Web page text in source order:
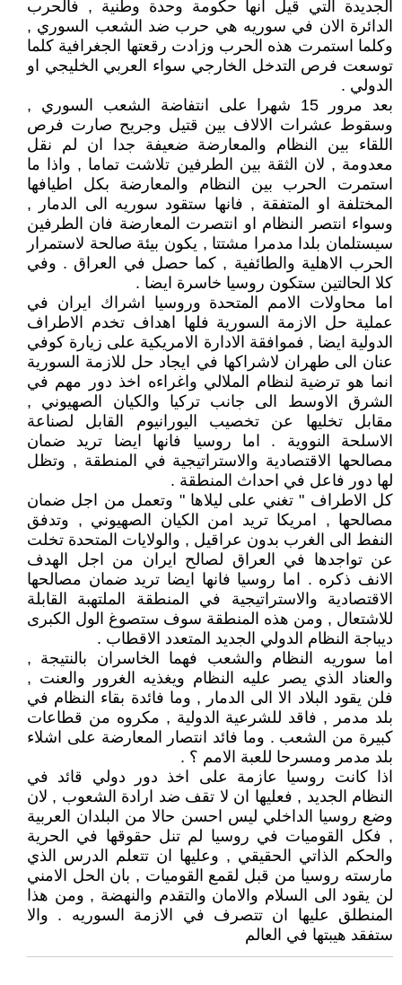
الجديدة التي قيل انها حكومة وحدة وطنية , فالحرب
الدائرة الان في سوريه هي حرب ضد الشعب السوري ,
وكلما استمرت هذه الحرب وزادت رقعتها الجغرافية كلما
توسعت فرص التدخل الخارجي سواء العربي الخليجي او
الدولي .
بعد مرور 15 شهرا على انتفاضة الشعب السوري ,
وسقوط عشرات الالاف بين قتيل وجريح صارت فرص
اللقاء بين النظام والمعارضة ضعيفة جدا ان لم نقل
معدومة , لان الثقة بين الطرفين تلاشت تماما , واذا ما
استمرت الحرب بين النظام والمعارضة بكل اطيافها
المختلفة او المتفقة , فانها ستقود سوريه الى الدمار ,
وسواء انتصر النظام او انتصرت المعارضة فان الطرفين
سيستلمان بلدا مدمرا مشتتا , يكون بيئة صالحة لاستمرار
الحرب الاهلية والطائفية , كما حصل في العراق . وفي
كلا الحالتين ستكون روسيا خاسرة ايضا .
اما محاولات الامم المتحدة وروسيا اشراك ايران في
عملية حل الازمة السورية فلها اهداف تخدم الاطراف
الدولية ايضا , فموافقة الادارة الامريكية على زيارة كوفي
عنان الى طهران لاشراكها في ايجاد حل للازمة السورية
انما هو ترضية لنظام الملالي واغراءه اخذ دور مهم في
الشرق الاوسط الى جانب تركيا والكيان الصهيوني ,
مقابل تخليها عن تخصيب اليورانيوم القابل لصناعة
الاسلحة النووية . اما روسيا فانها ايضا تريد ضمان
مصالحها الاقتصادية والاستراتيجية في المنطقة , وتظل
لها دور فاعل في احداث المنطقة .
كل الاطراف " تغني على ليلاها " وتعمل من اجل ضمان
مصالحها , امريكا تريد امن الكيان الصهيوني , وتدفق
النفط الى الغرب بدون عراقيل , والولايات المتحدة تخلت
عن تواجدها في العراق لصالح ايران من اجل الهدف
الانف ذكره . اما روسيا فانها ايضا تريد ضمان مصالحها
الاقتصادية والاستراتيجية في المنطقة الملتهبة القابلة
للاشتعال , ومن هذه المنطقة سوف ستصوغ الول الكبرى
ديباجة النظام الدولي الجديد المتعدد الاقطاب .
اما سوريه النظام والشعب فهما الخاسران بالنتيجة ,
والعناد الذي يصر عليه النظام ويغذيه الغرور والعنت ,
فلن يقود البلاد الا الى الدمار , وما فائدة بقاء النظام في
بلد مدمر , فاقد للشرعية الدولية , مكروه من قطاعات
كبيرة من الشعب . وما فائد انتصار المعارضة على اشلاء
بلد مدمر ومسرحا للعبة الامم ؟ .
اذا كانت روسيا عازمة على اخذ دور دولي قائد في
النظام الجديد , فعليها ان لا تقف ضد ارادة الشعوب , لان
وضع روسيا الداخلي ليس احسن حالا من البلدان العربية
, فكل القوميات في روسيا لم تنل حقوقها في الحرية
والحكم الذاتي الحقيقي , وعليها ان تتعلم الدرس الذي
مارسته روسيا من قبل لقمع القوميات , بان الحل الامني
لن يقود الى السلام والامان والتقدم والنهضة , ومن هذا
المنطلق عليها ان تتصرف في الازمة السوريه . والا
ستفقد هيبتها في العالم